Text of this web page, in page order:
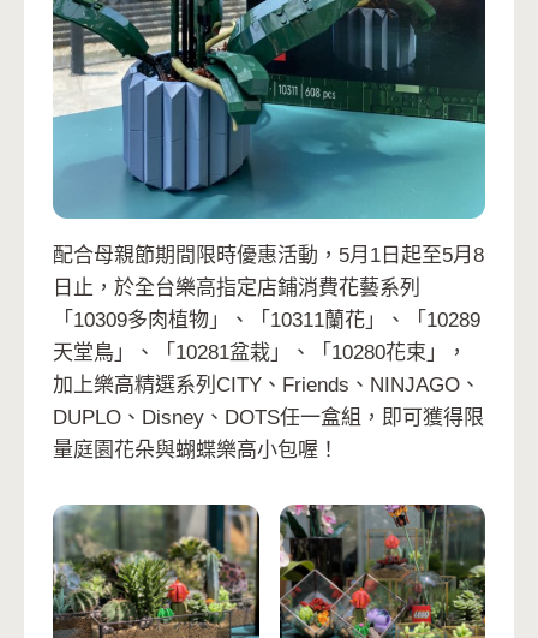
配合母親節期間限時優惠活動，5月1日起至5月8
日止，於全台樂高指定店鋪消費花藝系列
「10309多肉植物」、「10311蘭花」、「10289
天堂鳥」、「10281盆栽」、「10280花束」，
加上樂高精選系列CITY、Friends、NINJAGO、
DUPLO、Disney、DOTS任一盒組，即可獲得限
量庭園花朵與蝴蝶樂高小包喔！